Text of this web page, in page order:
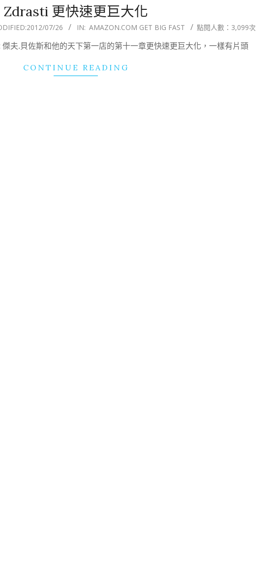
Zdrasti 更快速更巨大化
2012/07/26 IN: AMAZON.COM GET BIG FAST 點閱人數：3,099次
夫.貝佐斯和他的天下第一店的第十一章更快速更巨大化，一樣有片頭
CONTINUE READING